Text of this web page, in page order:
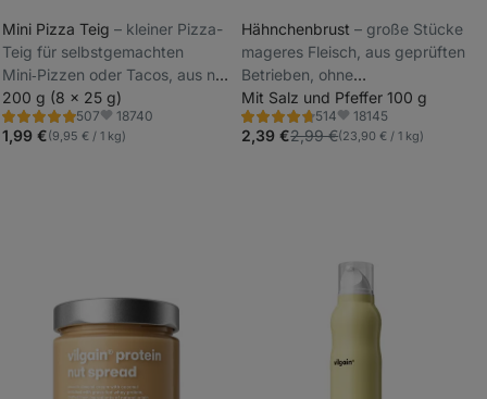
Mini Pizza Teig ⁠–⁠ kleiner Pizza-
Teig für selbstgemachten
Mini‑Pizzen oder Tacos, aus nur
4 natürlichen Zutaten
200 g (8 x 25 g)
507
Bewertung
5.0/5,
507
Favoriten
18740
1,99 €(9,95 € / 1 kg)
Günstiger Preis Bestseller
Wochenaktion
Hähnchenbrust⁠–⁠ große Stücke
mageres Fleisch, aus geprüften
Betrieben, ohne
Konservierungsstoffe
Mit Salz und Pfeffer 100 g
514
Bewertung
4.8/5,
514
Favoriten
18145
2,39 €2,99 €(23,90 € / 1 kg)